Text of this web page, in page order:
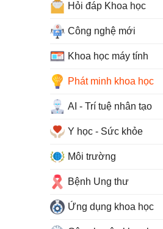
Hỏi đáp Khoa học
Công nghệ mới
Khoa học máy tính
Phát minh khoa học
AI - Trí tuệ nhân tạo
Y học - Sức khỏe
Môi trường
Bệnh Ung thư
Ứng dụng khoa học